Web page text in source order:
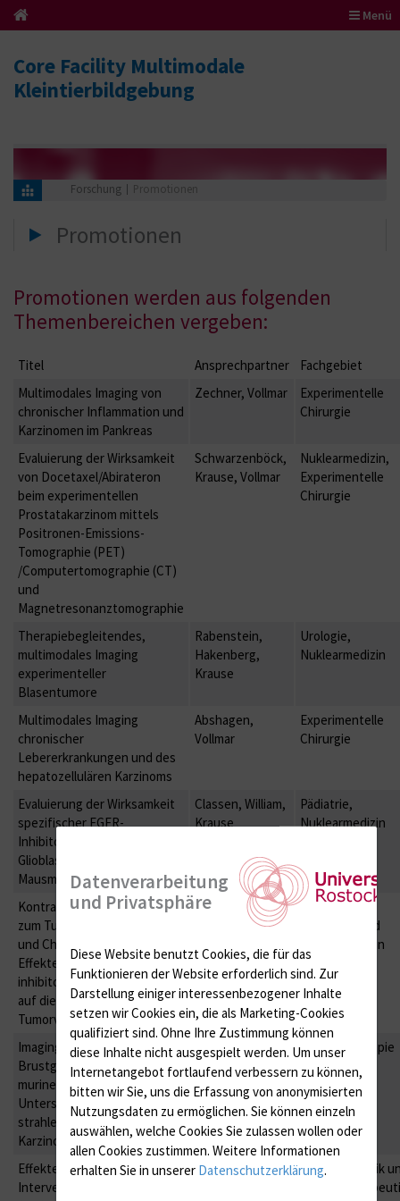
Menü
Core Facility Multimodale
Kleintierbildgebung
Forschung Promotionen
Promotionen
Promotionen werden aus folgenden
Themenbereichen vergeben:
Titel Ansprechpartner
Fachgebiet
Multimodales Imaging von
chronischer Inflammation und
Karzinomen im Pankreas
Zechner, Vollmar
Experimentelle
Chirurgie
Evaluierung der Wirksamkeit
von Docetaxel/Abirateron
beim experimentellen
Prostatakarzinom mittels
Positronen-Emissions-
Tomographie (PET)
/Computertomographie (CT)
und
Magnetresonanztomographie
Schwarzenböck,
Krause, Vollmar
Nuklearmedizin,
Experimentelle
Chirurgie
Therapiebegleitendes,
multimodales Imaging
experimenteller
Blasentumore
Rabenstein,
Hakenberg,
Krause
Urologie,
Nuklearmedizin
Multimodales Imaging
chronischer
Lebererkrankungen und des
hepatozellulären Karzinoms
Abshagen,
Vollmar
Experimentelle
Chirurgie
Evaluierung der Wirksamkeit
spezifischer EGFR-
Inhibitoren am orthotopen
Glioblastoma multiforme
Mausmodell
Classen, William,
Krause
Pädiatrie,
Nuklearmedizin
Kontrastverstärktes MRT
zum Tumorvolumen-Imaging
und Charakterisierung des
Effektes von PI3K
inhibitorischen Substanzen
auf die
Tumorvolumenentwicklung
Junghanß,
Escobar, Roolf
Hämatologie,
Onkologie und
Palliativmedizin
Imaging humaner
Brustgewebestammzellen in
murinem Gewebe zur
Untersuchung der
strahleninduzierten
Karzinogenese
Manda,
Hildebrandt
Strahlentherapie
Effekte anti-amyloidogener
Intervention auf die
Teipel, Kuhla,
Psychosomatik
Datenverarbeitung
und Privatsphäre
Diese Website benutzt Cookies, die für das
Funktionieren der Website erforderlich sind. Zur
Darstellung einiger interessenbezogener Inhalte
setzen wir Cookies ein, die als Marketing-Cookies
qualifiziert sind. Ohne Ihre Zustimmung können
diese Inhalte nicht ausgespielt werden. Um unser
Internetangebot fortlaufend verbessern zu können,
bitten wir Sie, uns die Erfassung von anonymisierten
Nutzungsdaten zu ermöglichen. Sie können einzeln
auswählen, welche Cookies Sie zulassen wollen oder
allen Cookies zustimmen. Weitere Informationen
erhalten Sie in unserer Datenschutzerklärung.